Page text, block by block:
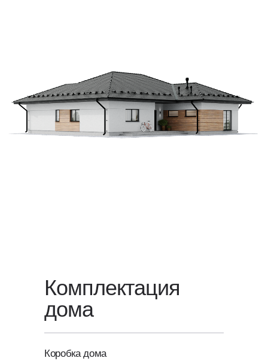
Для уточнения стоимости вашего
Комплектация
дома
Коробка дома